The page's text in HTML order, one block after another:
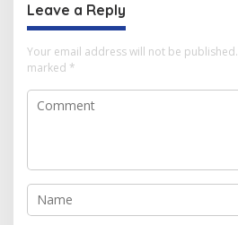
Leave a Reply
Your email address will not be published.
marked *